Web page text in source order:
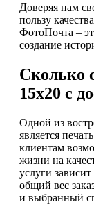
Доверяя нам
пользу
ФотоПочта –
создание
Сколько
15х20 с
Одной из
является
клиентам
жизни на
услуги
общий вес
и выбранный